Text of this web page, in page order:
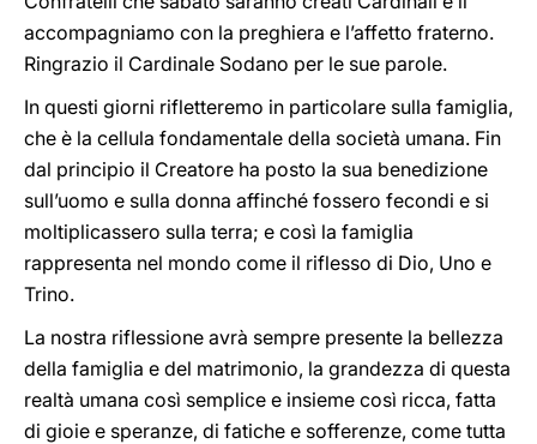
accompagniamo con la preghiera e l’affetto fraterno.
Ringrazio il Cardinale Sodano per le sue parole.
In questi giorni rifletteremo in particolare sulla famiglia,
che è la cellula fondamentale della società umana. Fin
dal principio il Creatore ha posto la sua benedizione
sull’uomo e sulla donna affinché fossero fecondi e si
moltiplicassero sulla terra; e così la famiglia
rappresenta nel mondo come il riflesso di Dio, Uno e
Trino.
La nostra riflessione avrà sempre presente la bellezza
della famiglia e del matrimonio, la grandezza di questa
realtà umana così semplice e insieme così ricca, fatta
di gioie e speranze, di fatiche e sofferenze, come tutta